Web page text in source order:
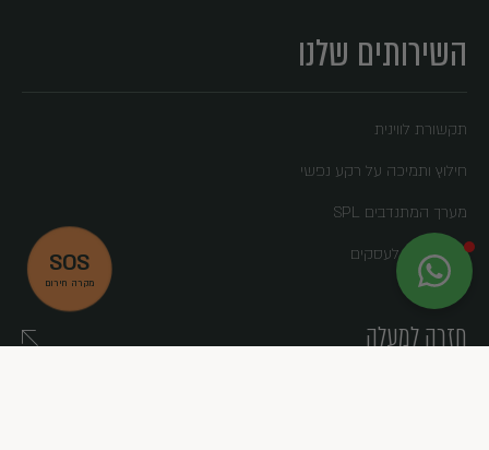
SOS
מקרה חירום
השירותים שלנו
תקשורת לווינית
חילוץ ותמיכה על רקע נפשי
מערך המתנדבים SPL
MAGNUS לעסקים
חזרה למעלה